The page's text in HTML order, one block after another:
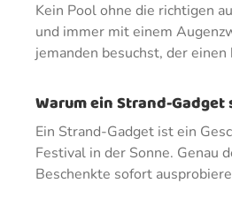
Kein Pool ohne die richtigen
und immer mit einem
jemanden besuchst, der einen
Warum ein Strand-
Ein Strand-Gadget ist ein
Festival in der Sonne. Genau
Beschenkte sofort